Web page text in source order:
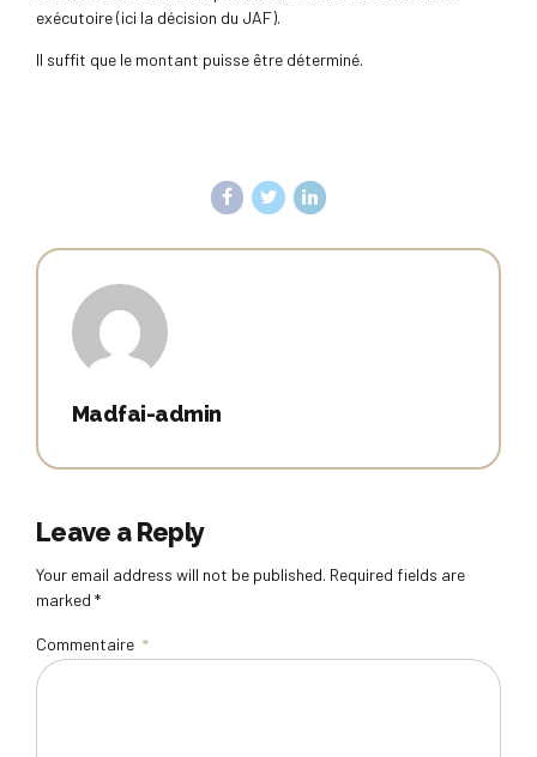
exécutoire (ici la décision du JAF).
Il suffit que le montant puisse être déterminé.
Madfai-admin
Leave a Reply
Your email address will not be published. Required fields are
marked *
Commentaire *